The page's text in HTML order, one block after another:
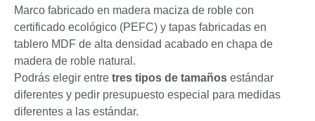
Marco fabricado en madera maciza de roble con
certificado ecológico (PEFC) y tapas fabricadas en
tablero MDF de alta densidad acabado en chapa de
madera de roble natural.
Podrás elegir entre tres tipos de tamaños estándar
diferentes y pedir presupuesto especial para medidas
diferentes a las estándar.